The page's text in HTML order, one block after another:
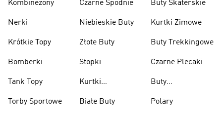
Kombinezony
Nerki
Krótkie Topy
Bomberki
Tank Topy
Torby Sportowe
Czarne Spodnie
Niebieskie Buty
Złote Buty
Stopki
Kurtki
Białe Buty
Buty Skaterskie
Kurtki Zimowe
Buty Trekkingowe
Czarne Plecaki
Buty
Polary